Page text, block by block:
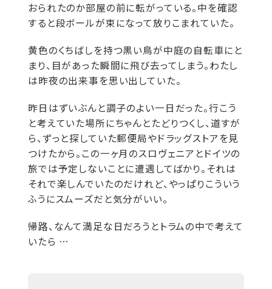
おられたのか部屋の前に転がっている。中を確認
すると段ボールが束になって放りこまれていた。
黄色のくちばしを持つ黒い鳥が中庭の自転車にと
まり、目があった瞬間に飛び去ってしまう。わたし
は昨夜の出来事を思い出していた。
昨日はずいぶんと調子のよい一日だった。行こう
と考えていた場所にちゃんとたどりつくし、道すが
ら、ずっと探していた郵便局やドラッグストアを見
つけたから。この一ヶ月のスロヴェニアとドイツの
旅では予定しないことに遭遇してばかり。それは
それで楽しんでいたのだけれど、やっぱりこういう
ふうにスムーズだと気分がいい。
帰路、なんて満足な日だろうとトラムの中で考えて
いたら …